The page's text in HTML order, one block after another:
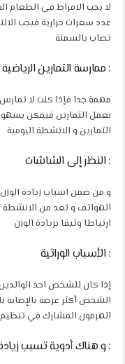
لا يجب الافراط في الطعام
عدد سعرات حرارية فيجب
تصاب بالسمنة
: ممارسة التمارين الرياضية
مهمة جدا فإذا كنت لا
بعمل التمارين فيمكن
التمارين و الانشطة اليومية
: النظر إلى الشاشات
و من ضمن اسباب زيادة الوزن
الهواتف و تعد من الانشطة
ارتباطا وثيقا بزيادة الوزن
: الأسباب الوراثية
إذا كان للشخص احد
الشخص أكثر عرضة بالإصابة
الهرمون المشارك في
: و هناك أدوية تسبب